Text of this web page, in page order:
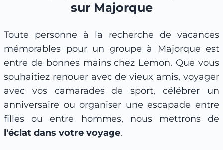
sur Majorque
Toute personne à la recherche de vacances
mémorables pour un groupe à Majorque est
entre de bonnes mains chez Lemon. Que vous
souhaitiez renouer avec de vieux amis, voyager
avec vos camarades de sport, célébrer un
anniversaire ou organiser une escapade entre
filles ou entre hommes, nous mettrons de
l'éclat dans votre voyage.